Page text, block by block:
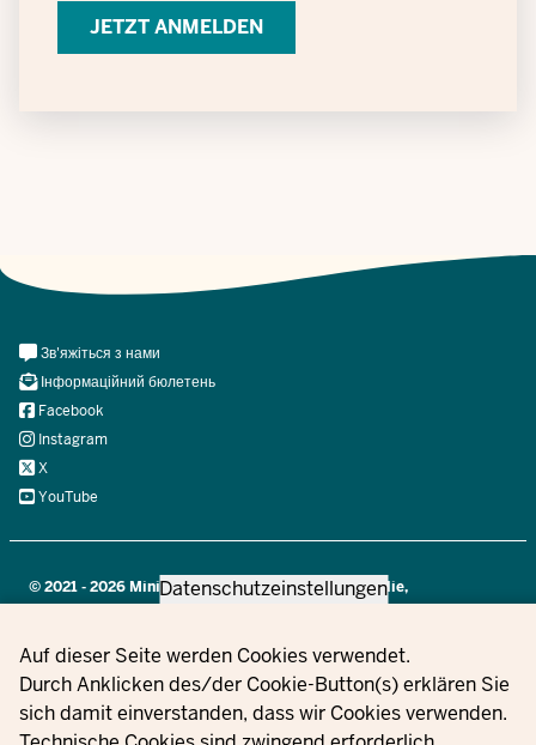
Privacy settings
Datenschutzeinstellungen
Auf dieser Seite werden Cookies verwendet.
Durch Anklicken des/der Cookie-Button(s) erklären Sie
sich damit einverstanden, dass wir Cookies verwenden.
personenbezogener
Зв'яжіться
Інформація
Meta
Navi
Social
Зв'яжіться з нами
Інформаційний бюлетень
Facebook
Instagram
X
YouTube
© 2021 - 2026 Ministerium für Kinder, Jugend, Familie,
Westfalen